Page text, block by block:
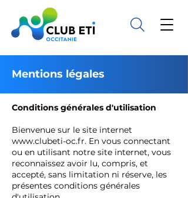
Mentions légales
Conditions générales d'utilisation
Bienvenue sur le site internet
www.clubeti-oc.fr. En vous connectant
ou en utilisant notre site internet, vous
reconnaissez avoir lu, compris, et
accepté, sans limitation ni réserve, les
présentes conditions générales